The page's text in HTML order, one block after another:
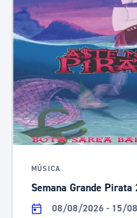
MÚSICA
Semana Grande
08/08/2026 - 15/